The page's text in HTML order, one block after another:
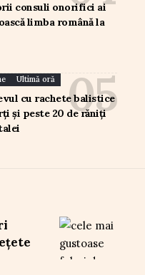
consuli onorifici ai
limba română la
Ultimă oră
cu rachete balistice
și peste 20 de răniți